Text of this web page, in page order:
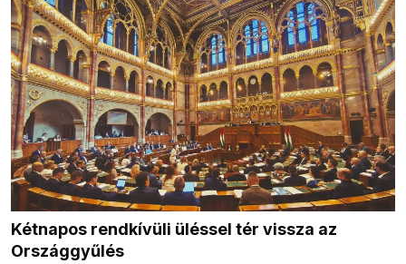
Kétnapos rendkívüli üléssel tér vissza az
Országgyűlés